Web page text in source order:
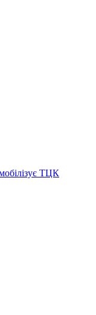
мобілізує ТЦК